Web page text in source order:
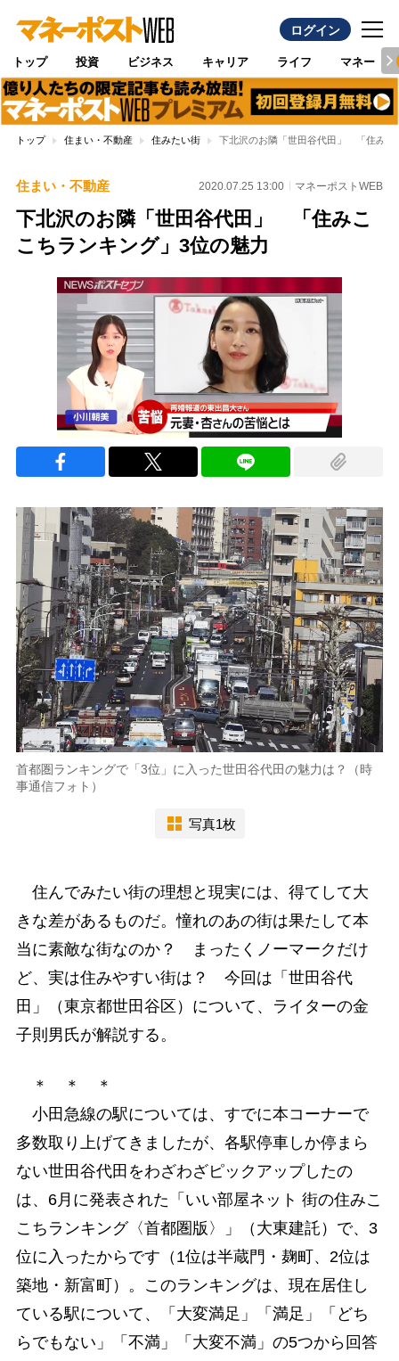
ログイン
トップ 投資 ビジネス キャリア ライフ マネー
トップ 住まい・不動産 住みたい街 下北沢のお隣「世田谷代田」 「住みこ
住まい・不動産 2020.07.25 13:00 マネーポストWEB
下北沢のお隣「世田谷代田」 「住みこ
こちランキング」3位の魅力
首都圏ランキングで「3位」に入った世田谷代田の魅力は？（時
事通信フォト）
写真1枚
住んでみたい街の理想と現実には、得てして大
きな差があるものだ。憧れのあの街は果たして本
当に素敵な街なのか？ まったくノーマークだけ
ど、実は住みやすい街は？ 今回は「世田谷代
田」（東京都世田谷区）について、ライターの金
子則男氏が解説する。
＊ ＊ ＊
小田急線の駅については、すでに本コーナーで
多数取り上げてきましたが、各駅停車しか停まら
ない世田谷代田をわざわざピックアップしたの
は、6月に発表された「いい部屋ネット 街の住みこ
こちランキング〈首都圏版〉」（大東建託）で、3
位に入ったからです（1位は半蔵門・麹町、2位は
築地・新富町）。このランキングは、現在居住し
ている駅について、「大変満足」「満足」「どち
らでもない」「不満」「大変不満」の5つから回答